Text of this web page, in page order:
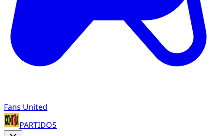
Fans United
PARTIDOS